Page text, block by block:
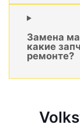
Замена
какие
ремонте?